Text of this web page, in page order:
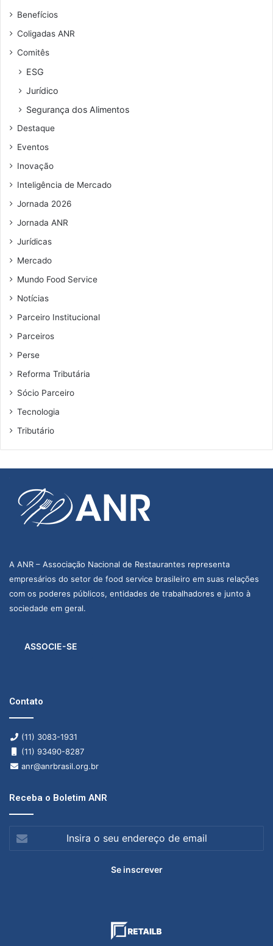
e
n
e
e
e
a
i
Benefícios
Coligadas ANR
Comitês
ESG
Jurídico
Segurança dos Alimentos
Destaque
Eventos
Inovação
Inteligência de Mercado
Jornada 2026
Jornada ANR
Jurídicas
Mercado
Mundo Food Service
Notícias
Parceiro Institucional
Parceiros
Perse
Reforma Tributária
Sócio Parceiro
Tecnologia
Tributário
A ANR – Associação Nacional de Restaurantes representa
empresários do setor de food service brasileiro em suas relações
com os poderes públicos, entidades de trabalhadores e junto à
sociedade em geral.
ASSOCIE-SE
Contato
(11) 3083-1931
(11) 93490-8287
anr@anrbrasil.org.br
Receba o Boletim ANR